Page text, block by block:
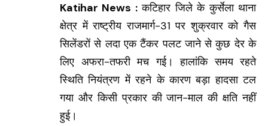
Katihar News :कटिहार जिले के कुर्सेला थाना
क्षेत्र में राष्ट्रीय राजमार्ग-31 पर शुक्रवार को गैस
सिलेंडरों से लदा एक टैंकर पलट जाने से कुछ देर के
लिए अफरा-तफरी मच गई। हालांकि समय रहते
स्थिति नियंत्रण में रहने के कारण बड़ा हादसा टल
गया और किसी प्रकार की जान-माल की क्षति नहीं
हुई।